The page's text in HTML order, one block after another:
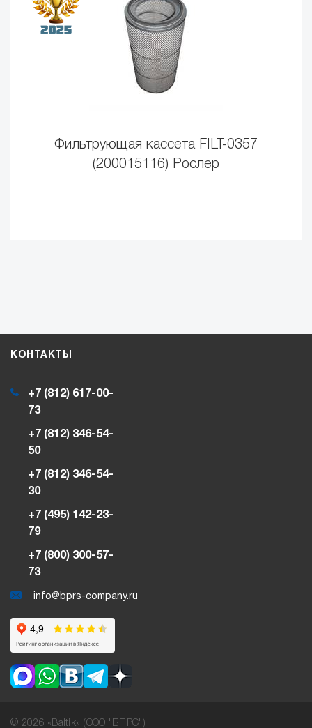
Фильтрующая кассета FILT-0357
(200015116) Рослер
КОНТАКТЫ
+7 (812) 617-00-
73
+7 (812) 346-54-
50
+7 (812) 346-54-
30
+7 (495) 142-23-
79
+7 (800) 300-57-
73
info@bprs-company.ru
© 2026 «Baltik» (ООО "БПРС")